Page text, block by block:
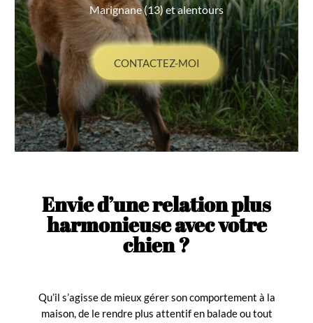
Marignane (13) et alentours
CONTACTEZ-MOI
Envie d’une relation plus
harmonieuse avec votre
chien ?
Qu’il s’agisse de mieux gérer son comportement à la
maison, de le rendre plus attentif en balade ou tout